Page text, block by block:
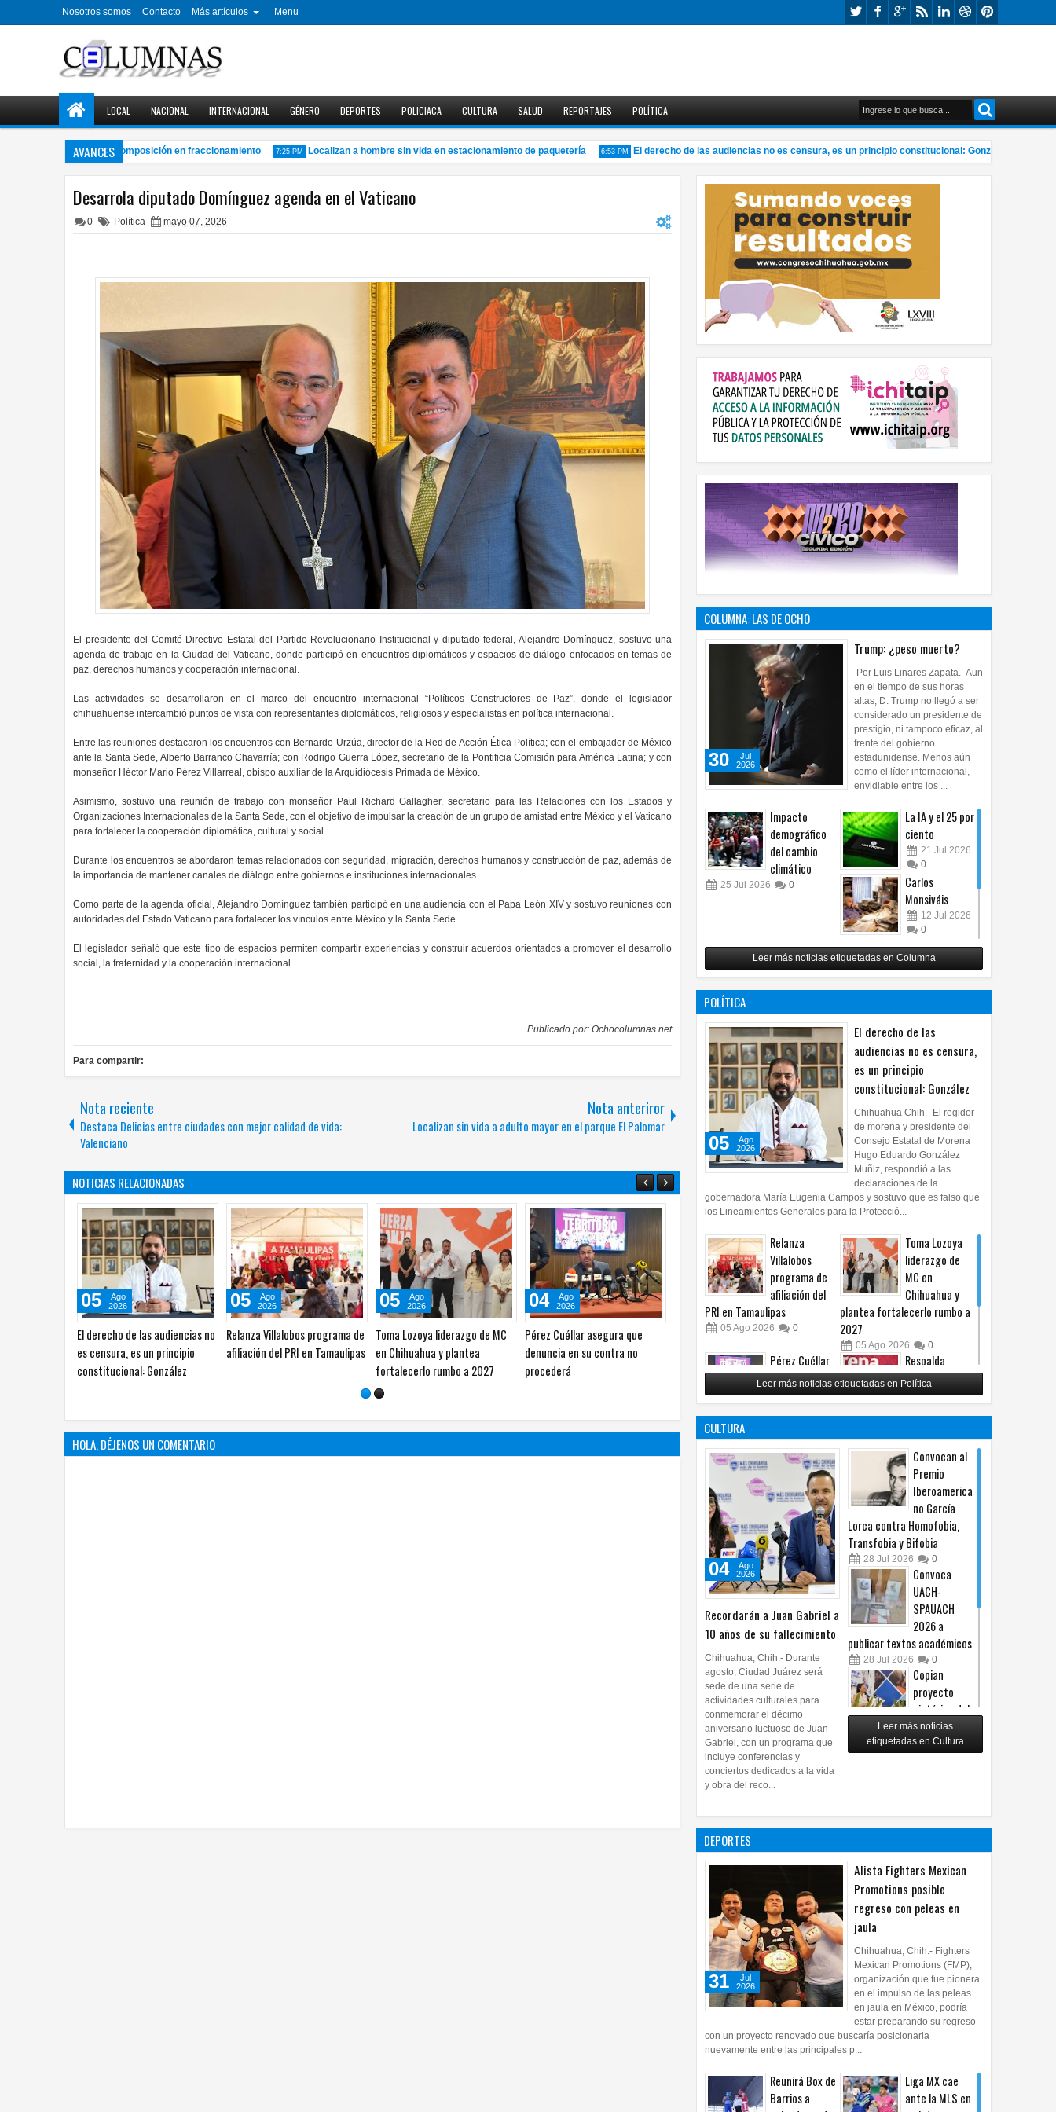
Nosotros somos Contacto Más artículos Menu
LOCAL NACIONAL INTERNACIONAL GÉNERO DEPORTES POLICIACA CULTURA SALUD REPORTAJES POLÍTICA
AVANCES
estado de descomposición en fraccionamiento 7:25 PM Localizan a hombre sin vida en estacionamiento de paquetería 6:53 PM El derecho de las audiencias no es censura, es un principio constitucional: González
Desarrola diputado Domínguez agenda en el Vaticano
0 Política mayo 07, 2026
El presidente del Comité Directivo Estatal del Partido Revolucionario Institucional y diputado federal, Alejandro Domínguez, sostuvo una
agenda de trabajo en la Ciudad del Vaticano, donde participó en encuentros diplomáticos y espacios de diálogo enfocados en temas de
paz, derechos humanos y cooperación internacional.
Las actividades se desarrollaron en el marco del encuentro internacional “Políticos Constructores de Paz”, donde el legislador
chihuahuense intercambió puntos de vista con representantes diplomáticos, religiosos y especialistas en política internacional.
Entre las reuniones destacaron los encuentros con Bernardo Urzúa, director de la Red de Acción Ética Política; con el embajador de México
ante la Santa Sede, Alberto Barranco Chavarría; con Rodrigo Guerra López, secretario de la Pontificia Comisión para América Latina; y con
monseñor Héctor Mario Pérez Villarreal, obispo auxiliar de la Arquidiócesis Primada de México.
Asimismo, sostuvo una reunión de trabajo con monseñor Paul Richard Gallagher, secretario para las Relaciones con los Estados y
Organizaciones Internacionales de la Santa Sede, con el objetivo de impulsar la creación de un grupo de amistad entre México y el Vaticano
para fortalecer la cooperación diplomática, cultural y social.
Durante los encuentros se abordaron temas relacionados con seguridad, migración, derechos humanos y construcción de paz, además de
la importancia de mantener canales de diálogo entre gobiernos e instituciones internacionales.
Como parte de la agenda oficial, Alejandro Domínguez también participó en una audiencia con el Papa León XIV y sostuvo reuniones con
autoridades del Estado Vaticano para fortalecer los vínculos entre México y la Santa Sede.
El legislador señaló que este tipo de espacios permiten compartir experiencias y construir acuerdos orientados a promover el desarrollo
social, la fraternidad y la cooperación internacional.
Publicado por: Ochocolumnas.net
Para compartir:
Nota reciente
Destaca Delicias entre ciudades con mejor calidad de vida:
Valenciano
Nota anteriror
Localizan sin vida a adulto mayor en el parque El Palomar
NOTICIAS RELACIONADAS
El derecho de las audiencias no
es censura, es un principio
constitucional: González
05
Ago
2026
Relanza Villalobos programa de
afiliación del PRI en Tamaulipas
05
Ago
2026
Toma Lozoya liderazgo de MC
en Chihuahua y plantea
fortalecerlo rumbo a 2027
05
Ago
2026
Pérez Cuéllar asegura que
denuncia en su contra no
procederá
04
Ago
2026
Respalda Morena Chihuahua
propuesta sobre derechos de
las audiencias
Ago
2026
Vienen por ustedes, asegura
panista por derechos de las
audiencias
04
Ago
2026
HOLA, DÉJENOS UN COMENTARIO
COLUMNA: LAS DE OCHO
Trump: ¿peso muerto?
30
Jul
2026
Por Luis Linares Zapata.- Aun
en el tiempo de sus horas
altas, D. Trump no llegó a ser
considerado un presidente de
prestigio, ni tampoco eficaz, al
frente del gobierno
estadunidense. Menos aún
como el líder internacional,
envidiable entre los ...
Impacto
demográfico
del cambio
climático
25 Jul 2026 0
La IA y el 25 por
ciento
21 Jul 2026
0
Carlos
Monsiváis
12 Jul 2026
0
Revuelo en la
inteligencia
artificial
0
Leer más noticias etiquetadas en Columna
POLÍTICA
El derecho de las
audiencias no es censura,
es un principio
constitucional: González
05
Ago
2026
Chihuahua Chih.- El regidor
de morena y presidente del
Consejo Estatal de Morena
Hugo Eduardo González
Muñiz, respondió a las
declaraciones de la
gobernadora María Eugenia Campos y sostuvo que es falso que
los Lineamientos Generales para la Protecció...
Relanza
Villalobos
programa de
afiliación del
PRI en Tamaulipas
05 Ago 2026 0
Toma Lozoya
liderazgo de
MC en
Chihuahua y
plantea fortalecerlo rumbo a
2027
05 Ago 2026 0
Pérez Cuéllar
asegura que
denuncia en su
contra no
procederá
04Ago 2026 0
Respalda
Morena
Chihuahua
propuesta
audiencias
2026 0
Leer más noticias etiquetadas en Política
CULTURA
Recordarán a Juan Gabriel a
10 años de su fallecimiento
04
Ago
2026
Chihuahua, Chih.- Durante
agosto, Ciudad Juárez será
sede de una serie de
actividades culturales para
conmemorar el décimo
aniversario luctuoso de Juan
Gabriel, con un programa que
incluye conferencias y
conciertos dedicados a la vida
y obra del reco...
Convocan al
Premio
Iberoamerica
no García
Lorca contra Homofobia,
Transfobia y Bifobia
28 Jul 2026 0
Convoca
UACH-
SPAUACH
2026 a
publicar textos académicos
28 Jul 2026 0
Copian
proyecto
pictórico del
exalcalde
Juan Blanco
taller de mini
Leer más noticias
etiquetadas en Cultura
DEPORTES
Alista Fighters Mexican
Promotions posible
regreso con peleas en
jaula
31
Jul
2026
Chihuahua, Chih.- Fighters
Mexican Promotions (FMP),
organización que fue pionera
en el impulso de las peleas
en jaula en México, podría
estar preparando su regreso
con un proyecto renovado que buscaría posicionarla
nuevamente entre las principales p...
Reunirá Box de
Barrios a
Liga MX cae
ante la MLS en